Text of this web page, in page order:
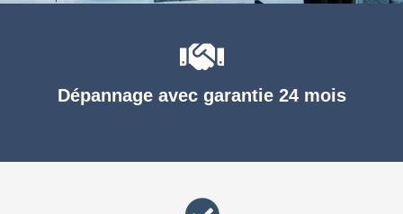
Dépannage avec garantie 24 mois